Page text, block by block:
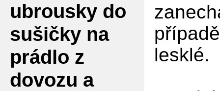
ubrousky do
sušičky na
prádlo z
dovozu a
lesklé.